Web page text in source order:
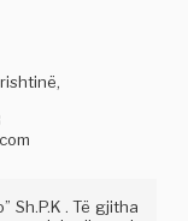
Sh.P.K . Të gjitha